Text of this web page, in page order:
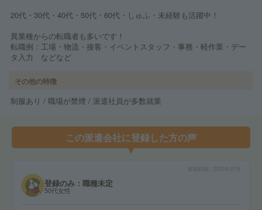
20代・30代・40代・50代・60代・しゅふ・未経験も活躍中！
異業種からの転職者も多いです！
転職例：工場・物流・接客・イベントスタッフ・事務・軽作業・デー
タ入力 などなど
その他の特徴
制服あり / 職場が禁煙 / 派遣社員が多数就業
この派遣会社に登録した方の声
2025年07月
登録のみ：職種未定
50代女性